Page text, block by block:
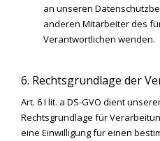
an unseren
anderen Mitarbeiter des
Verantwortlichen wenden.
6. Rechtsgrundlage der
Art. 6 I lit. a DS-GVO dient
Rechtsgrundlage für
eine Einwilligung für einen